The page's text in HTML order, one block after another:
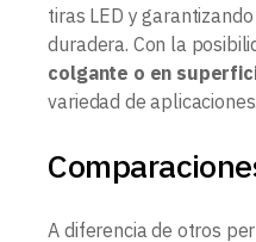
tiras LED y
duradera. Con la
colgante o en
variedad de aplicaciones.
A diferencia de otros